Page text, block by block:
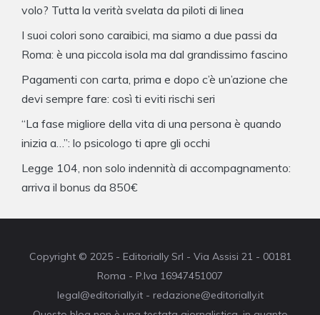
volo? Tutta la verità svelata da piloti di linea
I suoi colori sono caraibici, ma siamo a due passi da
Roma: è una piccola isola ma dal grandissimo fascino
Pagamenti con carta, prima e dopo c’è un’azione che
devi sempre fare: così ti eviti rischi seri
“La fase migliore della vita di una persona è quando
inizia a…”: lo psicologo ti apre gli occhi
Legge 104, non solo indennità di accompagnamento:
arriva il bonus da 850€
Copyright © 2025 - Editorially Srl - Via Assisi 21 - 00181
Roma - P.Iva 16947451007
legal@editorially.it - redazione@editorially.it